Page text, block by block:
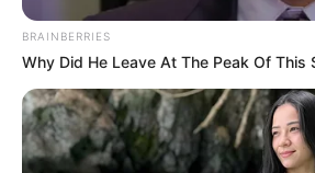
BRAINBERRIES
Why Did He Leave At The Peak Of This